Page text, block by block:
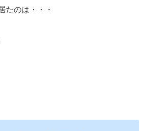
たのは・・・